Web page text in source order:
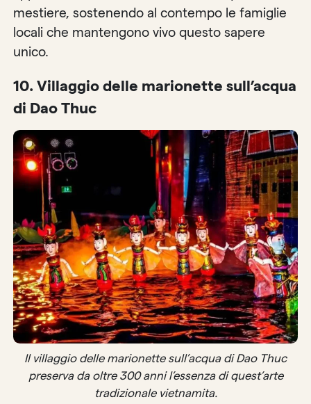
mestiere, sostenendo al contempo le famiglie
locali che mantengono vivo questo sapere
unico.
10.Villaggio delle marionette sull’acqua
di Dao Thuc
Il villaggio delle marionette sull’acqua di Dao Thuc
preserva da oltre 300 anni l’essenza di quest’arte
tradizionale vietnamita.